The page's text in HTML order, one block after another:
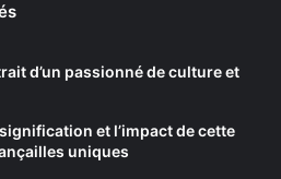
d’un passionné de culture et
et l’impact de cette
uniques